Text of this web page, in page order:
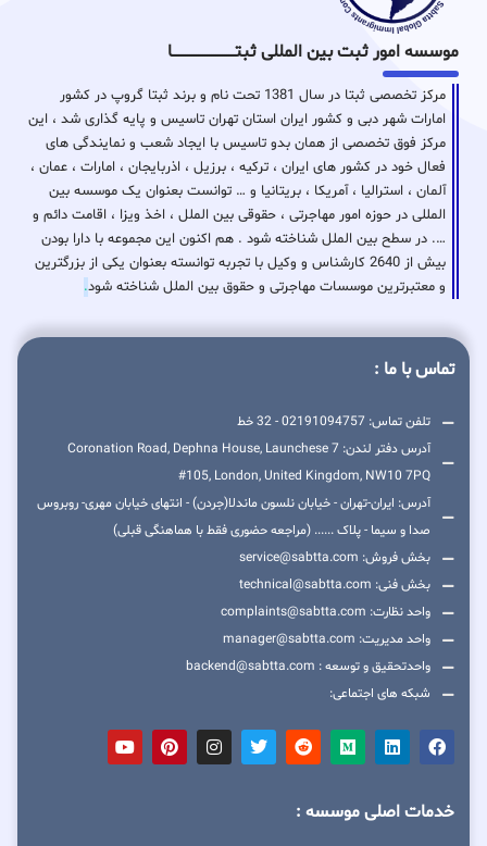
موسسه امور ثبت بین المللی ثبتـــــــــــــــــــــــــــــا
مرکز تخصصی ثبتا در سال 1381 تحت نام و برند ثبتا گروپ در کشور
امارات شهر دبی و کشور ایران استان تهران تاسیس و پایه گذاری شد ، این
مرکز فوق تخصصی از همان بدو تاسیس با ایجاد شعب و نمایندگی های
فعال خود در کشور های ایران ، ترکیه ، برزیل ، اذربایجان ، امارات ، عمان ،
آلمان ، استرالیا ، آمریکا ، بریتانیا و … توانست بعنوان یک موسسه بین
المللی در حوزه امور مهاجرتی ، حقوقی بین الملل ، اخذ ویزا ، اقامت دائم و
…. در سطح بین الملل شناخته شود . هم اکنون این مجموعه با دارا بودن
بیش از 2640 کارشناس و وکیل با تجربه توانسته بعنوان یکی از بزرگترین
و معتبرترین موسسات مهاجرتی و حقوق بین الملل شناخته شود.
تماس با ما :
تلفن تماس: 02191094757 - 32 خط
آدرس دفتر لندن: 7 Coronation Road, Dephna House, Launchese
#105, London, United Kingdom, NW10 7PQ
آدرس: ایران-تهران - خیابان نلسون ماندلا(جردن) - انتهای خیابان مهری- روبروس
صدا و سیما - پلاک ...... (مراجعه حضوری فقط با هماهنگی قبلی)
بخش فروش: service@sabtta.com
بخش فنی: technical@sabtta.com
واحد نظارت: complaints@sabtta.com
واحد مدیریت: manager@sabtta.com
واحدتحقیق و توسعه : backend@sabtta.com
شبکه های اجتماعی:
خدمات اصلی موسسه :